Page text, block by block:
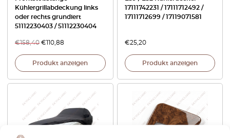
Kühlergrillabdeckung links
oder rechts grundiert
51112230403 / 51112230404
€158,40 €110,88
Produkt anzeigen
17111742231 / 17111712492 /
17111712699 / 17119071581
€25,20
Produkt anzeigen